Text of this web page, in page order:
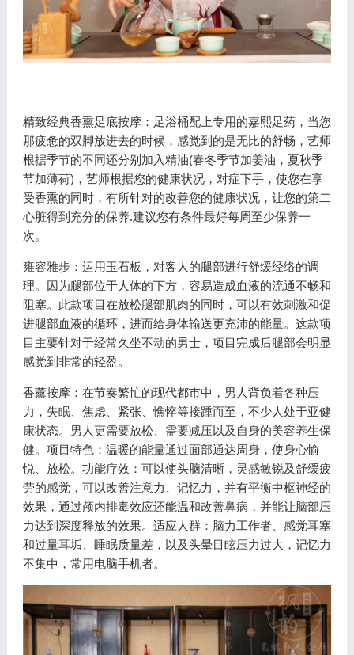
精致经典香熏足底按摩：足浴桶配上专用的嘉熙足药，当您
那疲惫的双脚放进去的时候，感觉到的是无比的舒畅，艺师
根据季节的不同还分别加入精油(春冬季节加姜油，夏秋季
节加薄荷)，艺师根据您的健康状况，对症下手，使您在享
受香熏的同时，有所针对的改善您的健康状况，让您的第二
心脏得到充分的保养.建议您有条件最好每周至少保养一
次。
雍容雅步：运用玉石板，对客人的腿部进行舒缓经络的调
理。因为腿部位于人体的下方，容易造成血液的流通不畅和
阻塞。此款项目在放松腿部肌肉的同时，可以有效刺激和促
进腿部血液的循环，进而给身体输送更充沛的能量。这款项
目主要针对于经常久坐不动的男士，项目完成后腿部会明显
感觉到非常的轻盈。
香薰按摩：在节奏繁忙的现代都市中，男人背负着各种压
力，失眠、焦虑、紧张、憔悴等接踵而至，不少人处于亚健
康状态。男人更需要放松、需要减压以及自身的美容养生保
健。项目特色：温暖的能量通过面部通达周身，使身心愉
悦、放松。功能疗效：可以使头脑清晰，灵感敏锐及舒缓疲
劳的感觉，可以改善注意力、记忆力，并有平衡中枢神经的
效果，通过颅内排毒效应还能温和改善鼻病，并能让脑部压
力达到深度释放的效果。适应人群：脑力工作者、感觉耳塞
和过量耳垢、睡眠质量差，以及头晕目眩压力过大，记忆力
不集中，常用电脑手机者。